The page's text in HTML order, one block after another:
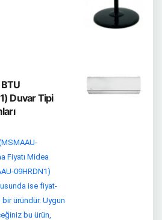
Duvar Tipi
Fiyatı Midea
09HRDN1)
ise fiyat-
bir üründür. Uygun
bu ürün,